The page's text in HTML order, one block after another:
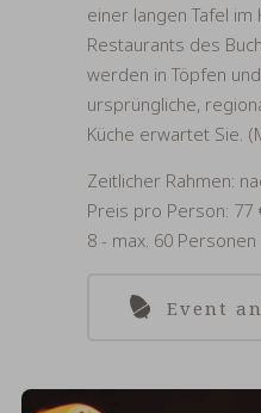
einer langen Tafel
Restaurants des
werden in Töpfen
ursprüngliche,
Küche erwartet Sie.
Zeitlicher Rahmen:
Preis pro Person: 77
8 - max. 60 Personen
Event